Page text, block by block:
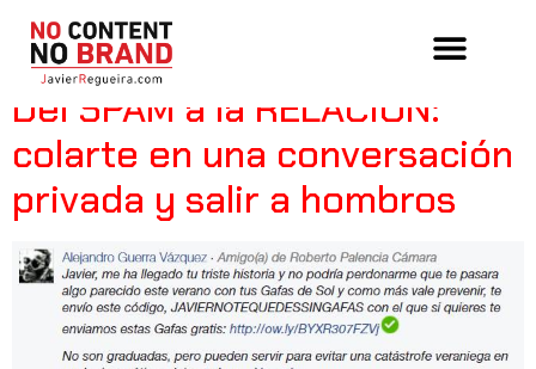
Tag:risto mejide
Del SPAM a la RELACIÓN:
colarte en una conversación
privada y salir a hombros